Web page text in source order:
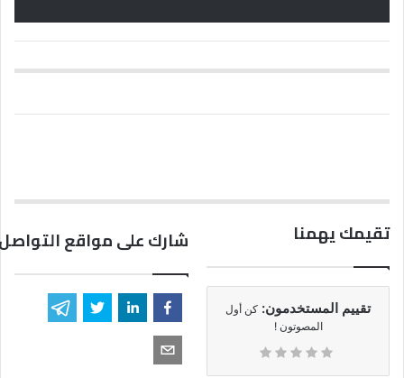
تقيمك يهمنا
تقييم المستخدمون: كن أول
المصوتون !
شارك على مواقع